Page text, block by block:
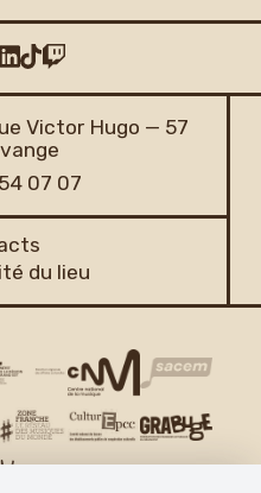
Victor Hugo — 57
07 07
du lieu